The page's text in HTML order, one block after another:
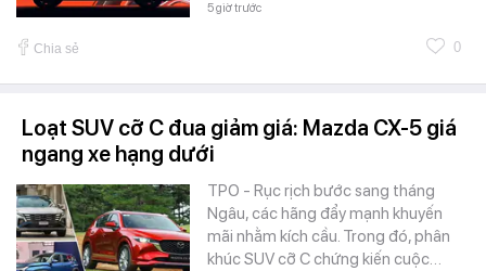
5 giờ trước
Chia sẻ 0
Loạt SUV cỡ C đua giảm giá: Mazda CX-5 giá
ngang xe hạng dưới
TPO - Rục rịch bước sang tháng
Ngâu, các hãng đẩy mạnh khuyến
mãi nhằm kích cầu. Trong đó, phân
khúc SUV cỡ C chứng kiến cuộc…